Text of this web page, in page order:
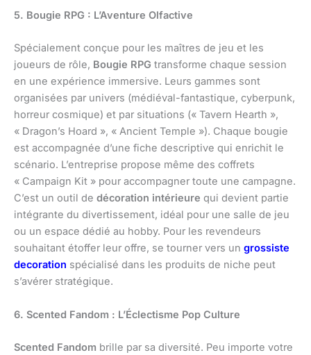
5. Bougie RPG : L’Aventure Olfactive
Spécialement conçue pour les maîtres de jeu et les
joueurs de rôle, Bougie RPG transforme chaque session
en une expérience immersive. Leurs gammes sont
organisées par univers (médiéval-fantastique, cyberpunk,
horreur cosmique) et par situations (« Tavern Hearth »,
« Dragon’s Hoard », « Ancient Temple »). Chaque bougie
est accompagnée d’une fiche descriptive qui enrichit le
scénario. L’entreprise propose même des coffrets
« Campaign Kit » pour accompagner toute une campagne.
C’est un outil de décoration intérieure qui devient partie
intégrante du divertissement, idéal pour une salle de jeu
ou un espace dédié au hobby. Pour les revendeurs
souhaitant étoffer leur offre, se tourner vers un grossiste
decoration spécialisé dans les produits de niche peut
s’avérer stratégique.
6. Scented Fandom : L’Éclectisme Pop Culture
Scented Fandom brille par sa diversité. Peu importe votre